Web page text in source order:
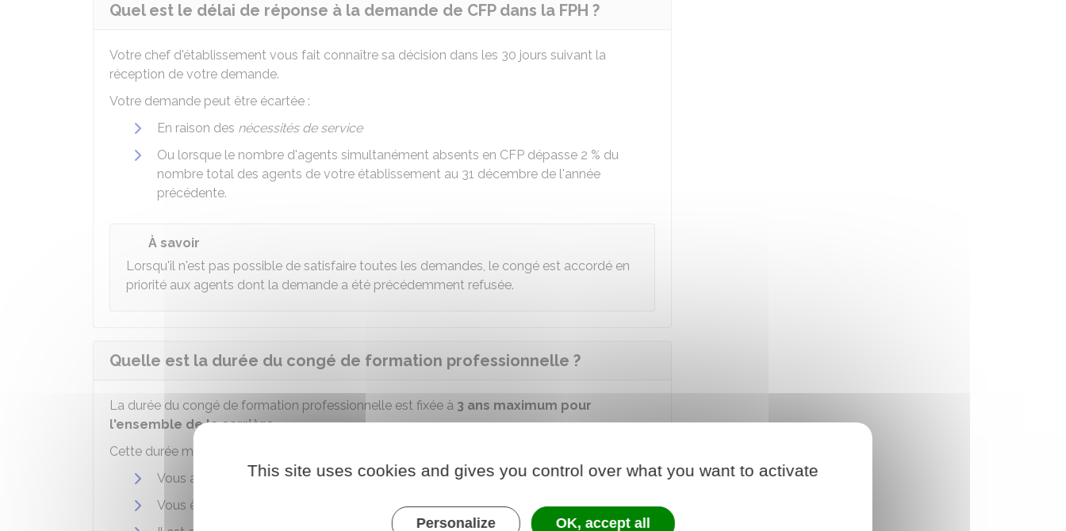
Quel est le délai de réponse à la demande de CFP dans la FPH ?
Votre chef d'établissement vous fait connaître sa décision dans les 30 jours suivant la
réception de votre demande.
Votre demande peut être écartée :
En raison des nécessités de service
Ou lorsque le nombre d'agents simultanément absents en CFP dépasse 2 % du
nombre total des agents de votre établissement au 31 décembre de l'année
précédente.
À savoir
Lorsqu'il n'est pas possible de satisfaire toutes les demandes, le congé est accordé en
priorité aux agents dont la demande a été précédemment refusée.
Quelle est la durée du congé de formation professionnelle ?
La durée du congé de formation professionnelle est fixée à 3 ans maximum pour
l'ensemble de la carrière.
Cette durée maximale est de
Vous appartenez à uncorpscatégorie C et vous n'avez pas le baccalauréat
Vous êtes en situation de handicap bénéficiaire del'obligation d'emploi
This site uses cookies and gives you control over what you want to activate
Personalize OK, accept all